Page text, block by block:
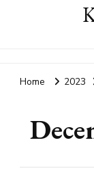
Home 2023